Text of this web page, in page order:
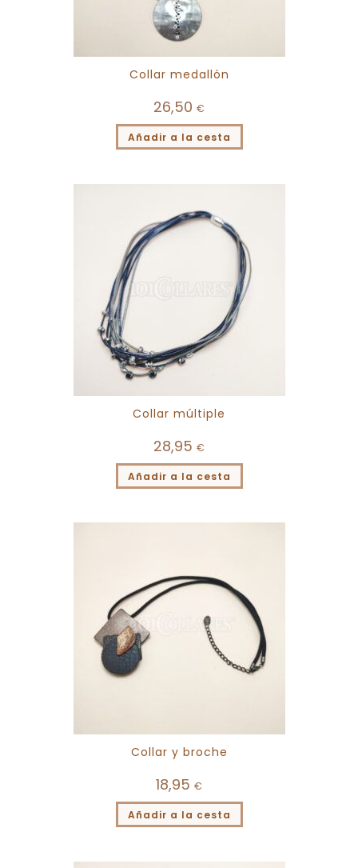
Collar medallón
26,50 €
Añadir a la cesta
Collar múltiple
28,95 €
Añadir a la cesta
Collar y broche
18,95 €
Añadir a la cesta